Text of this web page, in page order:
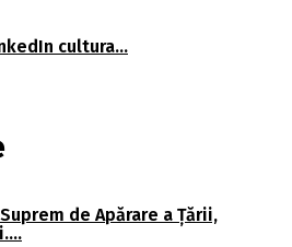
cultura…
de Apărare a Ţării,